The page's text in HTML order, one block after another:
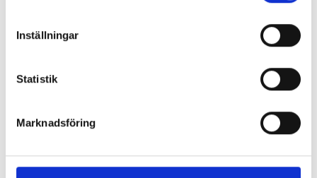
Inställningar
Statistik
Marknadsföring
”Jag vill att Mellanöstern ska
Gilda Hamidi-Nia